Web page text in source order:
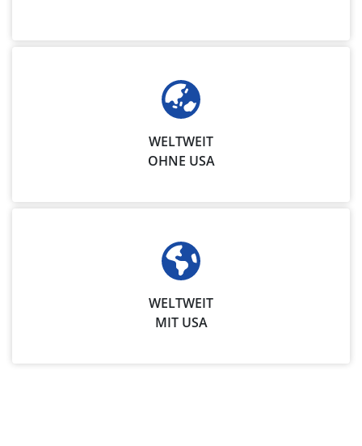
WELTWEIT
OHNE USA
WELTWEIT
MIT USA